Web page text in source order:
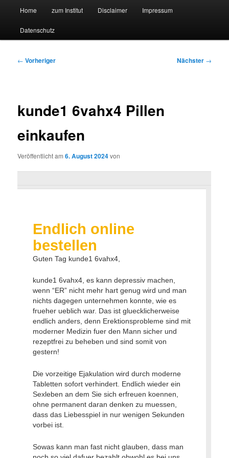
Suchmaschine Forschung und
Technologie
Zum
primären
Zum
sekundären
Home zum Institut Disclaimer Impressum
Datenschutz
Beitragsnavigation
← Vorheriger Nächster →
kunde1 6vahx4 Pillen
einkaufen
Veröffentlicht am6. August 2024von
Endlich online
bestellen
Guten Tag kunde1 6vahx4,
kunde1 6vahx4, es kann depressiv machen,
wenn “ER” nicht mehr hart genug wird und man
nichts dagegen unternehmen konnte, wie es
frueher ueblich war. Das ist gluecklicherweise
endlich anders, denn Erektionsprobleme sind mit
moderner Medizin fuer den Mann sicher und
rezeptfrei zu beheben und sind somit von
gestern!
Die vorzeitige Ejakulation wird durch moderne
Tabletten sofort verhindert. Endlich wieder ein
Sexleben an dem Sie sich erfreuen koennen,
ohne permanent daran denken zu muessen,
dass das Liebesspiel in nur wenigen Sekunden
vorbei ist.
Sowas kann man fast nicht glauben, dass man